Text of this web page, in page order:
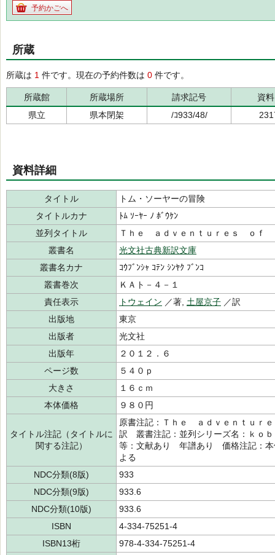
予約かごへ
所蔵
所蔵は 1 件です。現在の予約件数は 0 件です。
所蔵館 所蔵場所 請求記号
資
県立
県本閉架 /ｺ933/48/
資料詳細
タイトル
トム・ソーヤーの冒険
タイトルカナ
ﾄﾑ ｿｰﾔｰ ﾉ ﾎﾞｳｹﾝ
並列タイトル
Ｔｈｅ ａｄｖｅｎｔｕｒｅｓ ｏｆ
叢書名
光文社古典新訳文庫
叢書名カナ
ｺｳﾌﾞﾝｼｬ ｺﾃﾝ ｼﾝﾔｸ ﾌﾞﾝｺ
叢書巻次
ＫＡト－４－１
責任表示
トウェイン ／著, 土屋京子 ／訳
出版地
東京
出版者
光文社
出版年
２０１２．６
ページ数
５４０ｐ
大きさ
１６ｃｍ
本体価格
９８０円
タイトル注記（タイトルに
関する注記）
原書注記：Ｔｈｅ ａｄｖｅｎｔｕ
訳 叢書注記：並列シリーズ名：ｋｏ
等：文献あり 年譜あり 価格注記：本
よる
NDC分類(8版)
933
NDC分類(9版)
933.6
NDC分類(10版)
933.6
ISBN
4-334-75251-4
ISBN13桁
978-4-334-75251-4